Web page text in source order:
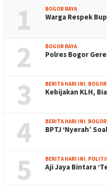
1 BOGOR RAYA
Warga Respek
2 BOGOR RAYA
Polres Bogor
3 BERITA HARI INI, BOGOR
Kebijakan KLH,
4 BERITA HARI INI, BOGOR
BPTJ ‘Nyerah’
5 BERITA HARI INI,
Aji Jaya Bintara